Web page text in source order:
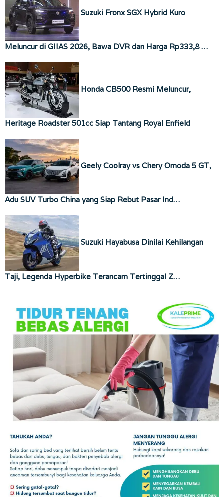
Suzuki Fronx SGX Hybrid Kuro
Meluncur di GIIAS 2026, Bawa DVR dan Harga Rp333,8 …
Honda CB500 Resmi Meluncur,
Heritage Roadster 501cc Siap Tantang Royal Enfield
Geely Coolray vs Chery Omoda 5 GT,
Adu SUV Turbo China yang Siap Rebut Pasar Ind…
Suzuki Hayabusa Dinilai Kehilangan
Taji, Legenda Hyperbike Terancam Tertinggal Z…